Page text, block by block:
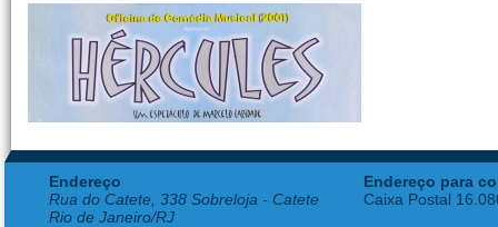
Endereço
Rua do Catete, 338 Sobreloja - Catete
Rio de Janeiro/RJ
Endereço para
Caixa Postal